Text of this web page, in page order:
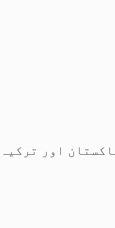
اور